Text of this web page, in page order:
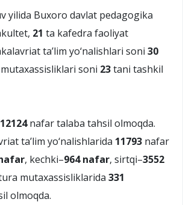
yilida Buxoro davlat pedagogika
21 ta kafedra faoliyat
ta’lim yo‘nalishlari soni 30
soni 23tani tashkil
12124nafar talaba tahsil olmoqda.
ta’lim yo‘nalishlarida 11793 nafar
, kechki–964 nafar, sirtqi–3552
mutaxassisliklarida 331
olmoqda.